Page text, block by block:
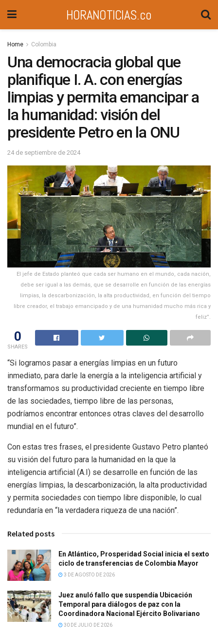
HORANOTICIAS.co
Home Colombia
Una democracia global que
planifique I. A. con energías
limpias y permita emancipar a
la humanidad: visión del
presidente Petro en la ONU
24 de septiembre de 2024
El jefe de Estado planteó que cada ser humano en el mundo, cada nación,
debe ser igual a las demás, que se desarrolle en función de las energías
limpias, la descarbonización, la alta productividad, en función del tiempo
libre creador, el trabajo emancipado y de una humanidad mucho más rica y
feliz”.
0
SHARES
“Si logramos pasar a energías limpias en un futuro
inmediato, para darle la energía a la inteligencia artificial y
transformamos su productividad creciente en tiempo libre
de las sociedades, tiempo libre de las personas,
podríamos encontrar entonces otras claves del desarrollo
mundial en el futuro”.
Con estas tres frases, el presidente Gustavo Petro planteó
su visión del futuro para la humanidad en la que la
inteligencia artificial (A.I) se desarrolle en función de las
energías limpias, la descarbonización, la alta productividad
y permita sociedades con tiempo libre disponible, lo cual
redundaría en “la verdadera riqueza de una nación”.
Related posts
En Atlántico, Prosperidad Social inicia el sexto
ciclo de transferencias de Colombia Mayor
3 DE AGOSTO DE 2026
Juez anuló fallo que suspendía Ubicación
Temporal para diálogos de paz con la
Coordinadora Nacional Ejército Bolivariano
30 DE JULIO DE 2026